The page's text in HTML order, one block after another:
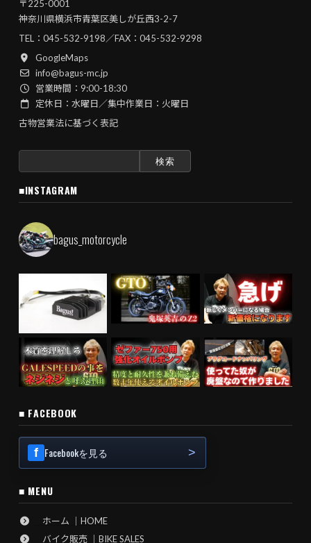
〒225-0001
神奈川県横浜市青葉区美しが丘西3-2-7
TEL： 045-532-9198／FAX：045-532-9298
GoogleMaps
info@bagus-mc.jp
営業時間：9:00-18:30
定休日：水曜日／集中作業日：火曜日
古物営業法に基づく表記
■INSTAGRAM
bagus_motorcycle
■ FACEBOOK
Facebookを見る
■ MENU
ホーム ｜HOME
バイク販売 ｜BIKE SALES